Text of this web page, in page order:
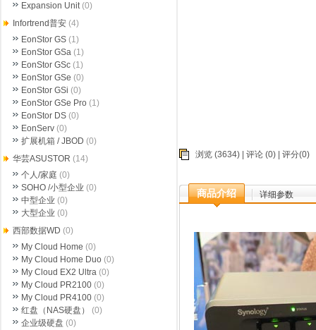
浏览 (3634) | 评论 (0) | 评分(0)
商品介绍 详细参数
Expansion Unit(0)
Infortrend普安 (4)
EonStor GS (1)
EonStor GSa (1)
EonStor GSc (1)
EonStor GSe (0)
EonStor GSi (0)
EonStor GSe Pro (1)
EonStor DS (0)
EonServ (0)
扩展机箱 / JBOD (0)
华芸ASUSTOR (14)
个人/家庭 (0)
SOHO /小型企业 (0)
中型企业 (0)
大型企业 (0)
西部数据WD (0)
My Cloud Home (0)
My Cloud Home Duo (0)
My Cloud EX2 Ultra (0)
My Cloud PR2100 (0)
My Cloud PR4100 (0)
红盘（NAS硬盘）
(0)
企业级硬盘 (0)